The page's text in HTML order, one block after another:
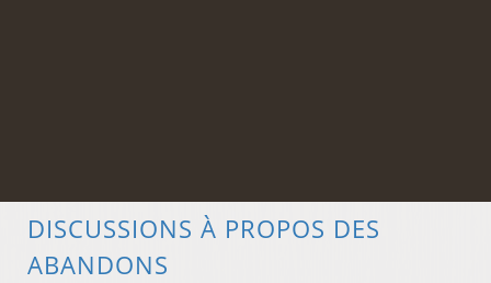
DISCUSSIONS À PROPOS DES
ABANDONS